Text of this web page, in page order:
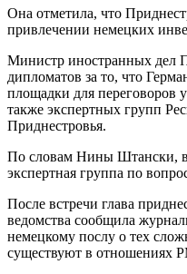
Она отметила, что
привлечении немецких
Министр иностранных дел
дипломатов за то, что
площадки для переговоров
также экспертных групп
Приднестровья.
По словам Нины Штански, в
экспертная группа по
После встречи глава
ведомства сообщила
немецкому послу о тех
существуют в отношениях